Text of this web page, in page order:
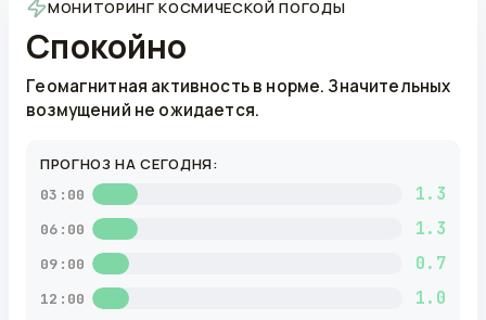
МОНИТОРИНГ КОСМИЧЕСКОЙ ПОГОДЫ
Спокойно
Геомагнитная активность в норме. Значительных
возмущений не ожидается.
ПРОГНОЗ НА СЕГОДНЯ:
03:00 1.3
06:00 1.3
09:00 0.7
12:00 1.0